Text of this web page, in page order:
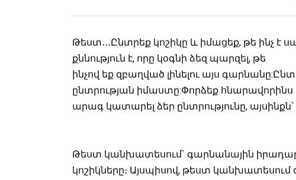
Թեստ․․․Ընտրեք կոշիկը և իմացեք, թե ինչ է
քննություն է, որը կօգնի ձեզ պարզել, թե
ինչով եք զբաղված լինելու այս
ընտրության իմաստը:Փորձեք հնարավորինս
արագ կատարել ձեր ընտրությունը,
Թեստ կանխատեսում` գարնանային
կոշիկները։ Այսպիսով, թեստ կանխատեսում